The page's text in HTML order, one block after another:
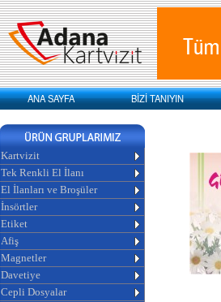
ANA SAYFA BİZİ TANIYIN
Kartvizit
Tek Renkli El İlanı
El İlanları ve Broşüler
İnsörtler
Etiket
Afiş
Magnetler
Davetiye
Cepli Dosyalar